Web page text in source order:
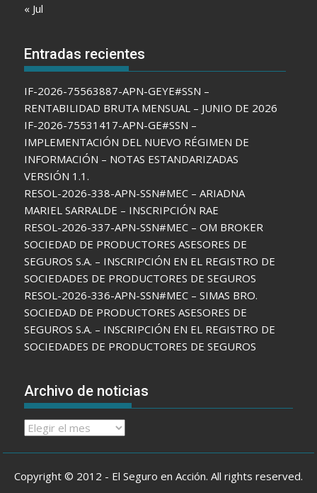
« Jul
Entradas recientes
IF-2026-75563887-APN-GEYE#SSN –
RENTABILIDAD BRUTA MENSUAL – JUNIO DE 2026
IF-2026-75531417-APN-GE#SSN –
IMPLEMENTACIÓN DEL NUEVO RÉGIMEN DE
INFORMACIÓN – NOTAS ESTANDARIZADAS
VERSIÓN 1.1.
RESOL-2026-338-APN-SSN#MEC – ARIADNA
MARIEL SARRALDE – INSCRIPCIÓN RAE
RESOL-2026-337-APN-SSN#MEC – OM BROKER
SOCIEDAD DE PRODUCTORES ASESORES DE
SEGUROS S.A. – INSCRIPCIÓN EN EL REGISTRO DE
SOCIEDADES DE PRODUCTORES DE SEGUROS
RESOL-2026-336-APN-SSN#MEC – SIMAS BRO.
SOCIEDAD DE PRODUCTORES ASESORES DE
SEGUROS S.A. – INSCRIPCIÓN EN EL REGISTRO DE
SOCIEDADES DE PRODUCTORES DE SEGUROS
Archivo de noticias
Archivo
Copyright © 2012 - El Seguro en Acción. All rights reserved.